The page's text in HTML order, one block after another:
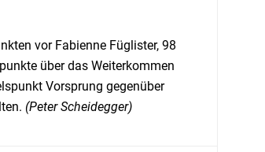
vor Fabienne Füglister, 98
über das Weiterkommen
Vorsprung gegenüber
(Peter Scheidegger)